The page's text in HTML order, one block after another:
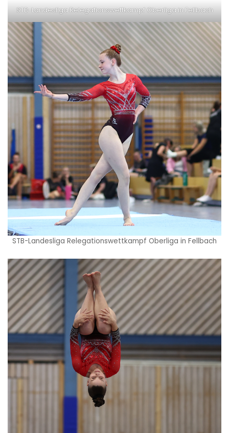
STB-Landesliga Relegationswettkampf Oberliga in Fellbach
STB-Landesliga Relegationswettkampf Oberliga in Fellbach